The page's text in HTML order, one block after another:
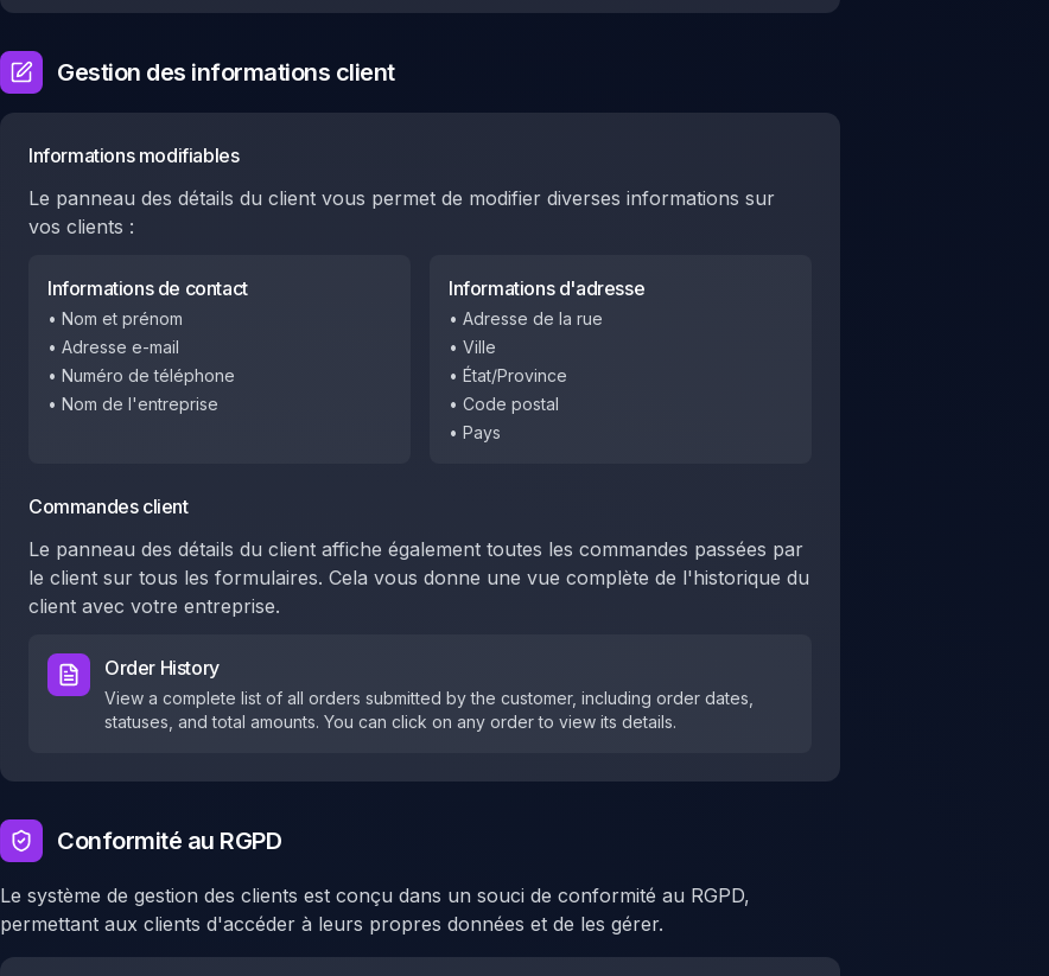
Gestion des informations client
Informations modifiables
Le panneau des détails du client vous permet de modifier diverses informations sur
vos clients :
Informations de contact
• Nom et prénom
• Adresse e-mail
• Numéro de téléphone
• Nom de l'entreprise
Informations d'adresse
• Adresse de la rue
• Ville
• État/Province
• Code postal
• Pays
Commandes client
Le panneau des détails du client affiche également toutes les commandes passées par
le client sur tous les formulaires. Cela vous donne une vue complète de l'historique du
client avec votre entreprise.
Order History
View a complete list of all orders submitted by the customer, including order dates,
statuses, and total amounts. You can click on any order to view its details.
Conformité au RGPD
Le système de gestion des clients est conçu dans un souci de conformité au RGPD,
permettant aux clients d'accéder à leurs propres données et de les gérer.